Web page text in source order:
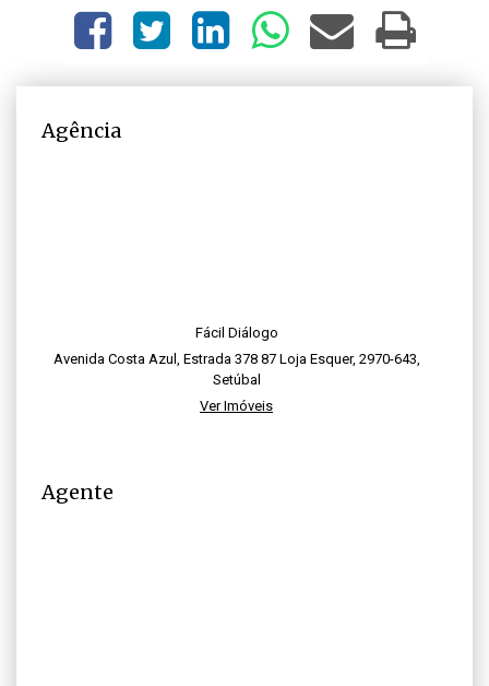
Agência
Fácil Diálogo
Avenida Costa Azul, Estrada 378 87 Loja Esquer, 2970-643,
Setúbal
Ver Imóveis
Agente